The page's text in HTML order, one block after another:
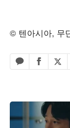
© 텐아시아, 무
카카오톡 공유
페이스북
엑